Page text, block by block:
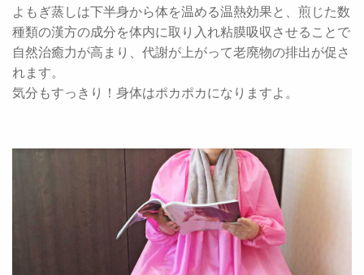
よもぎ蒸しは下半身から体を温める温熱効果と、煎じた数
種類の漢方の成分を体内に取り入れ粘膜吸収させることで
自然治癒力が高まり、代謝が上がって老廃物の排出が促さ
れます。
気分もすっきり！身体はポカポカになりますよ。